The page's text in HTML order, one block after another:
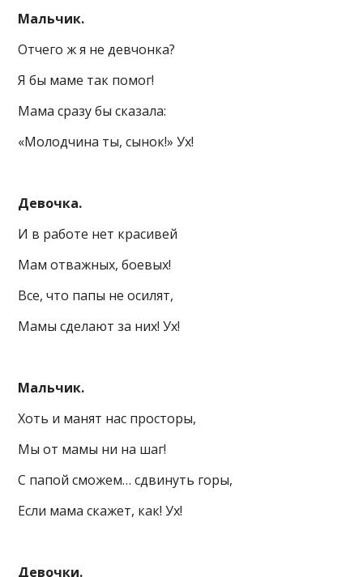
Мальчик.
Отчего ж я не девчонка?
Я бы маме так помог!
Мама сразу бы сказала:
«Молодчина ты, сынок!» Ух!
Девочка.
И в работе нет красивей
Мам отважных, боевых!
Все, что папы не осилят,
Мамы сделают за них! Ух!
Мальчик.
Хоть и манят нас просторы,
Мы от мамы ни на шаг!
С папой сможем… сдвинуть горы,
Если мама скажет, как! Ух!
Девочки.